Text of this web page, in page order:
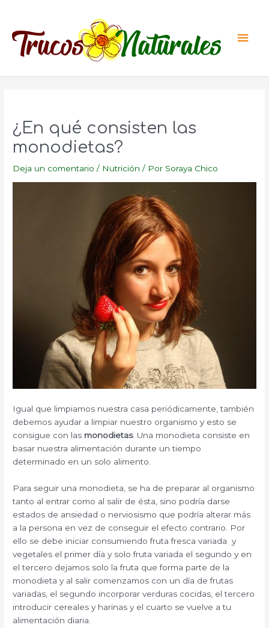
contenido
¿En qué consisten las
monodietas?
Deja un comentario / Nutrición / Por Soraya Chico
Igual que limpiamos nuestra casa periódicamente, también
debemos ayudar a limpiar nuestro organismo y esto se
consigue con las monodietas. Una monodieta consiste en
basar nuestra alimentación durante un tiempo
determinado en un solo alimento.
Para seguir una monodieta, se ha de preparar al organismo
tanto al entrar como al salir de ésta, sino podría darse
estados de ansiedad o nerviosismo que podría alterar más
a la persona en vez de conseguir el efecto contrario. Por
ello se debe iniciar consumiendo fruta fresca variada y
vegetales el primer día y solo fruta variada el segundo y en
el tercero dejamos solo la fruta que forma parte de la
monodieta y al salir comenzamos con un día de frutas
variadas, el segundo incorporar verduras cocidas, el tercero
introducir cereales y harinas y el cuarto se vuelve a tu
alimentación diaria.